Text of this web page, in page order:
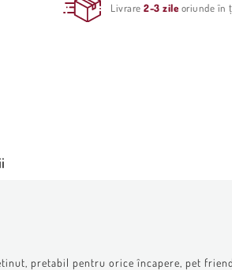
Livrare2-3 zile oriunde în
pretabil pentru orice încapere, pet